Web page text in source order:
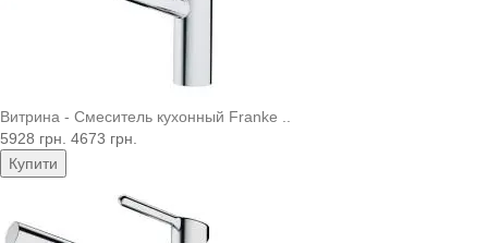
Витрина - Смеситель кухонный Franke ..
5928 грн. 4673 грн.
Купити